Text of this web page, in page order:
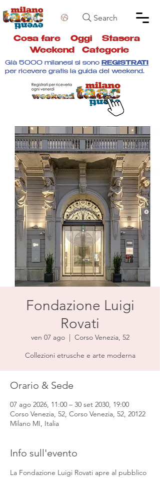
Search
Cosa fare Oggi Stasera
Weekend
Categorie
Già 5000 milanesi si sono REGISTRATI
per ricevere gratis la guida del weekend.
Fondazione Luigi
Rovati
ven 07 ago
  |
Corso Venezia, 52
Collezioni etrusche e arte moderna
Orario & Sede
07 ago 2026, 11:00 – 30 set 2030, 19:00
Corso Venezia, 52, Corso Venezia, 52, 20122
Milano MI, Italia
Info sull'evento
La Fondazione Luigi Rovati apre al pubblico